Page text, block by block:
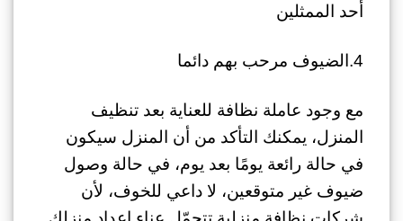
أحد الممثلين
4.الضيوف مرحب بهم دائما
مع وجود عاملة نظافة للعناية بعد تنظيف
المنزل، يمكنك التأكد من أن المنزل سيكون
في حالة رائعة يومًا بعد يوم، في حالة وصول
ضيوف غير متوقعين، لا داعي للخوف، لأن